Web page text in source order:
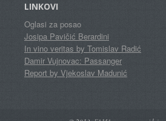
LINKOVI
Oglasi za posao
Josipa Pavičić Berardini
In vino veritas by Tomislav Radić
Damir Vujnovac: Passanger
Report by Vjekoslav Madunić